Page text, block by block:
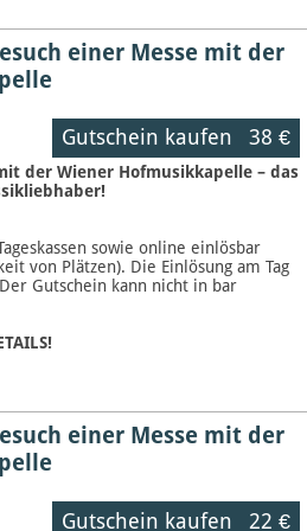
einer Messe mit der
Gutschein kaufen 38 €
der Wiener Hofmusikkapelle – das
sowie online einlösbar
von Plätzen). Die Einlösung am Tag
Gutschein kann nicht in bar
einer Messe mit der
Gutschein kaufen 22 €